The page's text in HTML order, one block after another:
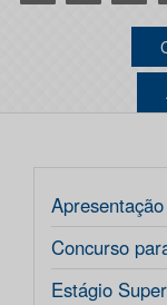
Apresentação
Concurso
Estágio